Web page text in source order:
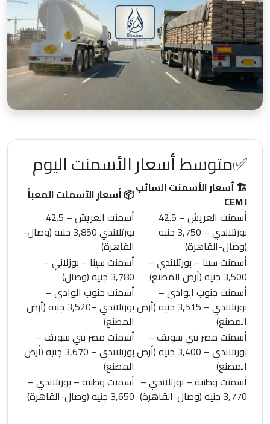
✅متوسط أسعار الأسمنت اليوم
🏗️أسعار الأسمنت السائب
CEM I
📦أسعار الأسمنت المعبأ
أسمنت العريش
– 42.5
بورتلاندي – 3,750 جنيه
(وصال-القاهرة)
أسمنت العريش
– 42.5
بورتلاندي3,850 جنيه
(وصال-
القاهرة)
أسمنت سينا – بورتلاندي –
3,500 جنيه
(أرض المصنع)
أسمنت سينا – بوزلاني –
3,780 جنيه
(وصال)
أسمنت جنوب الوادي–
بورتلاندي – 3,515 جنيه
(أرض
المصنع)
أسمنت جنوب الوادي–
بورتلاندي –3,520 جنيه
(أرض
المصنع)
أسمنت مصر بني سويف–
بورتلاندي – 3,400 جنيه
(أرض
المصنع)
أسمنت مصر بني سويف–
بورتلاندي – 3,670 جنيه
(أرض
المصنع)
أسمنت وطنية– بورتلاندي –
3,770 جنيه
(وصال-القاهرة)
أسمنت وطنية– بورتلاندي –
3,650 جنيه
(وصال-القاهرة)